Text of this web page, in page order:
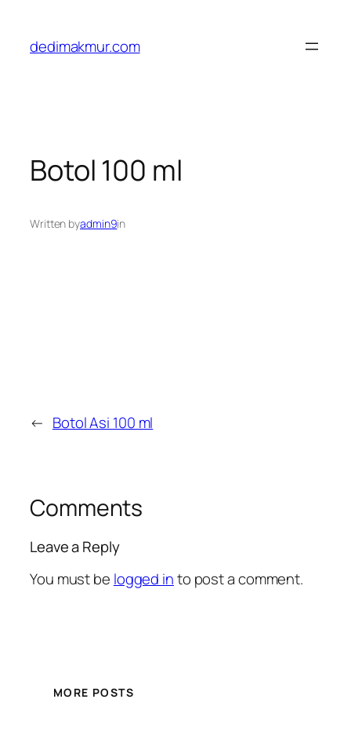
content
dedimakmur.com
Botol 100 ml
Written byadmin9in
← Botol Asi 100 ml
Comments
Leave a Reply
You must be logged into post a comment.
MORE POSTS